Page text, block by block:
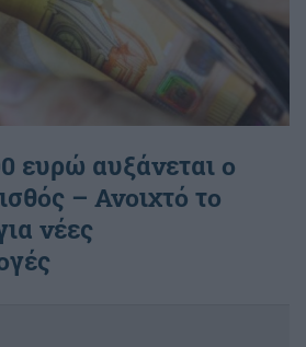
ευρώ αυξάνεται ο
– Ανοιχτό το
νέες